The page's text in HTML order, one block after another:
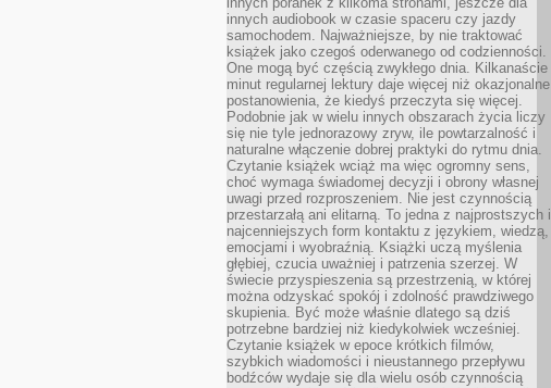
innych audiobook w czasie spaceru czy jazdy
samochodem. Najważniejsze, by nie traktować
książek jako czegoś oderwanego od codzienności.
One mogą być częścią zwykłego dnia. Kilkanaście
minut regularnej lektury daje więcej niż okazjonalne
postanowienia, że kiedyś przeczyta się więcej.
Podobnie jak w wielu innych obszarach życia liczy
się nie tyle jednorazowy zryw, ile powtarzalność i
naturalne włączenie dobrej praktyki do rytmu dnia.
Czytanie książek wciąż ma więc ogromny sens,
choć wymaga świadomej decyzji i obrony własnej
uwagi przed rozproszeniem. Nie jest czynnością
przestarzałą ani elitarną. To jedna z najprostszych i
najcenniejszych form kontaktu z językiem, wiedzą,
emocjami i wyobraźnią. Książki uczą myślenia
głębiej, czucia uważniej i patrzenia szerzej. W
świecie przyspieszenia są przestrzenią, w której
można odzyskać spokój i zdolność prawdziwego
skupienia. Być może właśnie dlatego są dziś
potrzebne bardziej niż kiedykolwiek wcześniej.
Czytanie książek w epoce krótkich filmów,
szybkich wiadomości i nieustannego przepływu
bodźców wydaje się dla wielu osób czynnością